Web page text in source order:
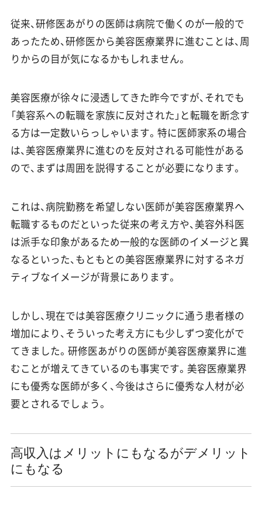
従来、研修医あがりの医師は病院で働くのが一般的で
あったため、研修医から美容医療業界に進むことは、周
りからの目が気になるかもしれません。
美容医療が徐々に浸透してきた昨今ですが、それでも
「美容系への転職を家族に反対された」と転職を断念す
る方は一定数いらっしゃいます。特に医師家系の場合
は、美容医療業界に進むのを反対される可能性がある
ので、まずは周囲を説得することが必要になります。
これは、病院勤務を希望しない医師が美容医療業界へ
転職するものだといった従来の考え方や、美容外科医
は派手な印象があるため一般的な医師のイメージと異
なるといった、もともとの美容医療業界に対するネガ
ティブなイメージが背景にあります。
しかし、現在では美容医療クリニックに通う患者様の
増加により、そういった考え方にも少しずつ変化がで
てきました。研修医あがりの医師が美容医療業界に進
むことが増えてきているのも事実です。美容医療業界
にも優秀な医師が多く、今後はさらに優秀な人材が必
要とされるでしょう。
高収入はメリットにもなるがデメリット
にもなる